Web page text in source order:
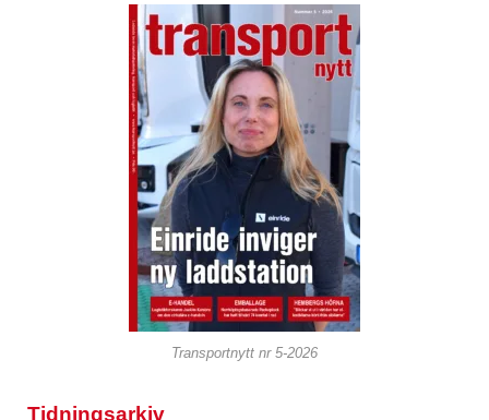
Transportnytt nr 5-2026
Tidningsarkiv